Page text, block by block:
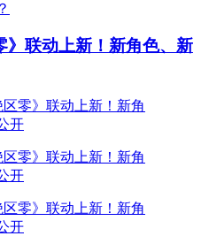
》联动上新！新角色、新